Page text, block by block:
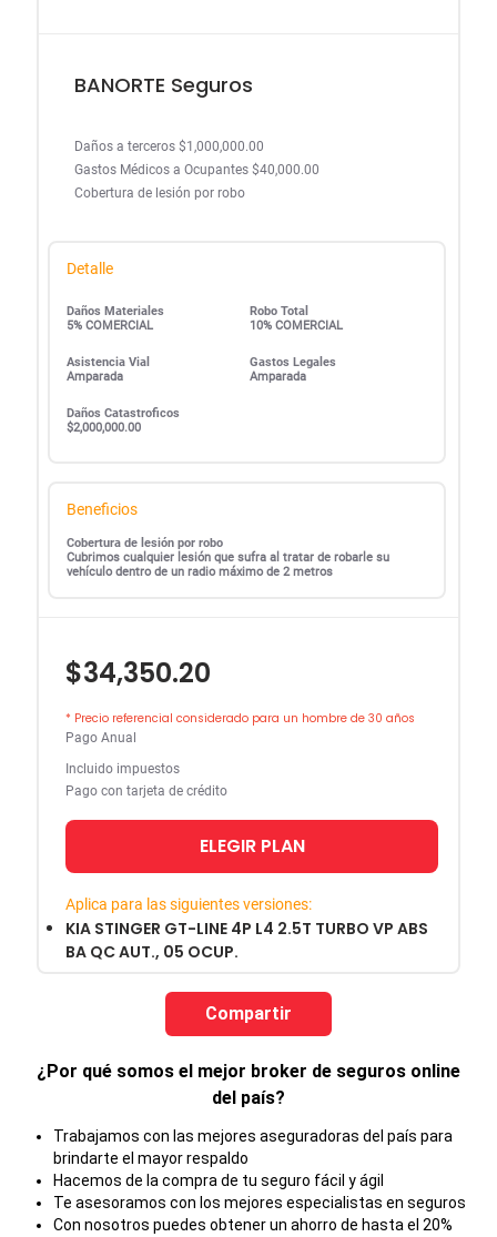
BANORTE Seguros
Daños a terceros $1,000,000.00
Gastos Médicos a Ocupantes $40,000.00
Cobertura de lesión por robo
Detalle
Daños Materiales
5% COMERCIAL
Robo Total
10% COMERCIAL
Asistencia Vial
Amparada
Gastos Legales
Amparada
Daños Catastroficos
$2,000,000.00
Beneficios
Cobertura de lesión por robo
Cubrimos cualquier lesión que sufra al tratar de robarle su
vehículo dentro de un radio máximo de 2 metros
$34,350.20
* Precio referencial considerado para un hombre de 30 años
Pago Anual
Incluido impuestos
Pago con tarjeta de crédito
ELEGIR PLAN
Aplica para las siguientes versiones:
KIA STINGER GT-LINE 4P L4 2.5T TURBO VP ABS
BA QC AUT., 05 OCUP.
Compartir
¿Por qué somos el mejor broker de seguros online
del país?
Trabajamos con las mejores aseguradoras del país para
brindarte el mayor respaldo
Hacemos de la compra de tu seguro fácil y ágil
Te asesoramos con los mejores especialistas en seguros
Con nosotros puedes obtener un ahorro de hasta el 20%